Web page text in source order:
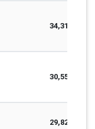
34,317,831
30,552,104
29,820,842